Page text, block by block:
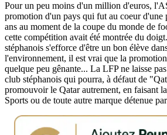
Pour un peu moins d'un million d'euros,
promotion d'un pays qui fut au coeur d'une
ans au moment de la coupe du monde de
cette compétition avait été montrée du
stéphanois s'efforce d'être un bon élève
l'environnement, il est vrai que la
quelque peu gênante... La LFP ne laisse
club stéphanois qui pourra, à défaut de
promouvoir le Qatar autrement, en faisant
Sports ou de toute autre marque détenue